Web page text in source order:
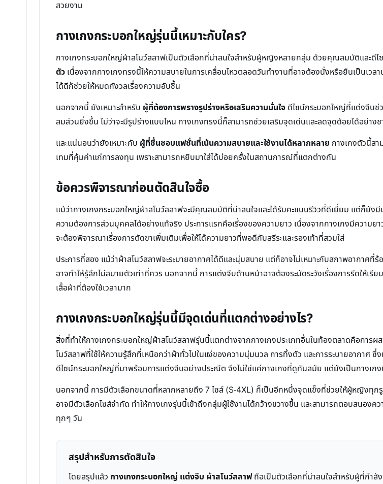
สวยงาม
กางเกงกระบอกใหญ่รุ่นนี้เหมาะกับใคร?
กางเกงกระบอกใหญ่ผ้าสโนว์สลาฟเป็นตัวเลือกที่น่าสนใจสำหรับผู้หญิงหลายกลุ่ม ด้วยคุณสมบัติและดีไ
ตัว เนื่องจากกางเกงทรงนี้ให้ความสบายในการเคลื่อนไหวตลอดวันทำงานที่อาจต้องนั่งหรือยืนเป็นเ
ได้ดีก็ช่วยให้หมดกังวลเรื่องความอับชื้น
นอกจากนี้ ยังเหมาะสำหรับ ผู้ที่ต้องการพรางรูปร่างหรือเสริมความมั่นใจ ดีไซน์กระบอกใหญ่ที่แต่งจีบช่
สมส่วนยิ่งขึ้น ไม่ว่าจะมีรูปร่างแบบไหน กางเกงทรงนี้ก็สามารถช่วยเสริมจุดเด่นและลดจุดด้อยได้อย่า
และแน่นอนว่ายังเหมาะกับ ผู้ที่ชื่นชอบแฟชั่นที่เน้นความสบายและใช้งานได้หลากหลาย กางเกงตัวนี้ส
เทมที่คุ้มค่าแก่การลงทุน เพราะสามารถหยิบมาใส่ได้บ่อยครั้งในสถานการณ์ที่แตกต่างกัน
ข้อควรพิจารณาก่อนตัดสินใจซื้อ
แม้ว่ากางเกงกระบอกใหญ่ผ้าสโนว์สลาฟจะมีคุณสมบัติที่น่าสนใจและได้รับคะแนนรีวิวที่ดีเยี่ยม แต่ก็ยัง
ความต้องการส่วนบุคคลได้อย่างแท้จริง ประการแรกคือเรื่องของความยาว เนื่องจากกางเกงมีควา
จะต้องพิจารณาเรื่องการตัดขาเพิ่มเติมเพื่อให้ได้ความยาวที่พอดีกับสรีระและรองเท้าที่สวมใส่
ประการที่สอง แม้ว่าผ้าสโนว์สลาฟจะระบายอากาศได้ดีและนุ่มสบาย แต่ก็อาจไม่เหมาะกับสภาพอากา
อาจทำให้รู้สึกไม่สบายตัวเท่าที่ควร นอกจากนี้ การแต่งจีบด้านหน้าอาจต้องระมัดระวังเรื่องการรีดให้เ
เสื้อผ้าที่ต้องใช้เวลามาก
กางเกงกระบอกใหญ่รุ่นนี้มีจุดเด่นที่แตกต่างอย่างไร?
สิ่งที่ทำให้กางเกงกระบอกใหญ่ผ้าสโนว์สลาฟรุ่นนี้แตกต่างจากกางเกงประเภทอื่นในท้องตลาดคือกา
โนว์สลาฟที่ใช้ให้ความรู้สึกที่เหนือกว่าผ้าทั่วไปในแง่ของความนุ่มนวล การทิ้งตัว และการระบายอากา
ดีไซน์กระบอกใหญ่ที่มาพร้อมการแต่งจีบอย่างประณีต จึงไม่ใช่แค่กางเกงที่ดูทันสมัย แต่ยังเป็นกางเก
นอกจากนี้ การมีตัวเลือกขนาดที่หลากหลายถึง 7 ไซส์ (S-4XL) ก็เป็นอีกหนึ่งจุดแข็งที่ช่วยให้ผู้หญิงทุ
อาจมีตัวเลือกไซส์จำกัด ทำให้กางเกงรุ่นนี้เข้าถึงกลุ่มผู้ใช้งานได้กว้างขวางขึ้น และสามารถตอบสนอ
ทุกๆ วัน
สรุปสำหรับการตัดสินใจ
โดยสรุปแล้ว กางเกงกระบอกใหญ่ แต่งจีบ ผ้าสโนว์สลาฟถือเป็นตัวเลือกที่น่าสนใจสำหรับผู้ที่กำลั